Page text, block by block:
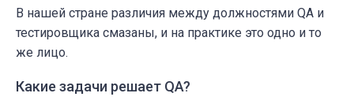
В нашей стране различия между должностями QA и
тестировщика смазаны, и на практике это одно и то
же лицо.
Какие задачи решает QA?